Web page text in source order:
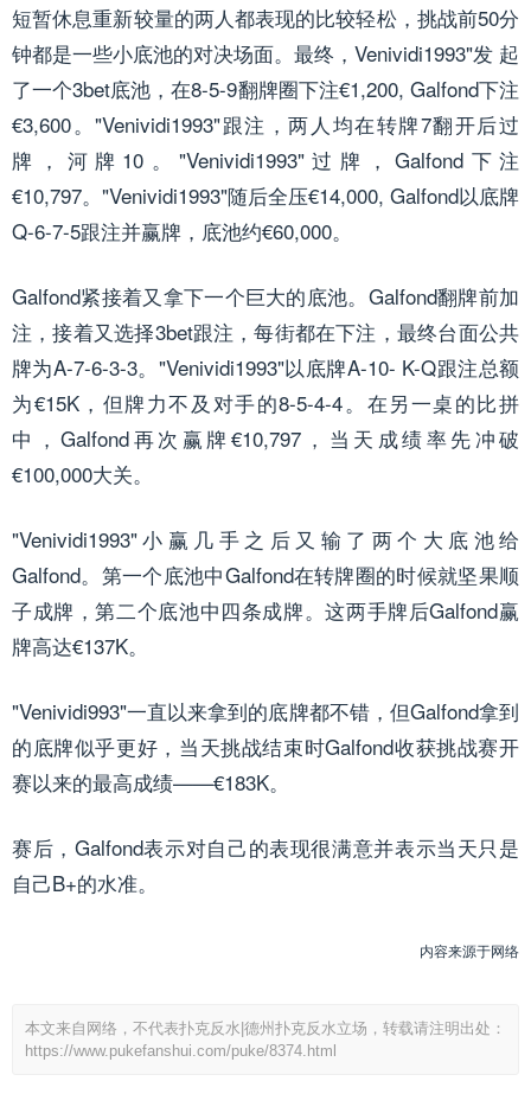
短暂休息重新较量的两人都表现的比较轻松，挑战前50分
钟都是一些小底池的对决场面。最终，Venividi1993"发 起
了一个3bet底池，在8-5-9翻牌圈下注€1,200, Galfond下注
€3,600。"Venividi1993"跟注，两人均在转牌7翻开后过
牌，河牌10。"Venividi1993"过牌，Galfond下注
€10,797。"Venividi1993"随后全压€14,000, Galfond以底牌
Q-6-7-5跟注并赢牌，底池约€60,000。
Galfond紧接着又拿下一个巨大的底池。Galfond翻牌前加
注，接着又选择3bet跟注，每街都在下注，最终台面公共
牌为A-7-6-3-3。"Venividi1993"以底牌A-10- K-Q跟注总额
为€15K，但牌力不及对手的8-5-4-4。在另一桌的比拼
中，Galfond再次赢牌€10,797，当天成绩率先冲破
€100,000大关。
"Venividi1993"小赢几手之后又输了两个大底池给
Galfond。第一个底池中Galfond在转牌圈的时候就坚果顺
子成牌，第二个底池中四条成牌。这两手牌后Galfond赢
牌高达€137K。
"Venividi993"一直以来拿到的底牌都不错，但Galfond拿到
的底牌似乎更好，当天挑战结束时Galfond收获挑战赛开
赛以来的最高成绩——€183K。
赛后，Galfond表示对自己的表现很满意并表示当天只是
自己B+的水准。
内容来源于网络
本文来自网络，不代表扑克反水|德州扑克反水立场，转载请注明出处：
https://www.pukefanshui.com/puke/8374.html